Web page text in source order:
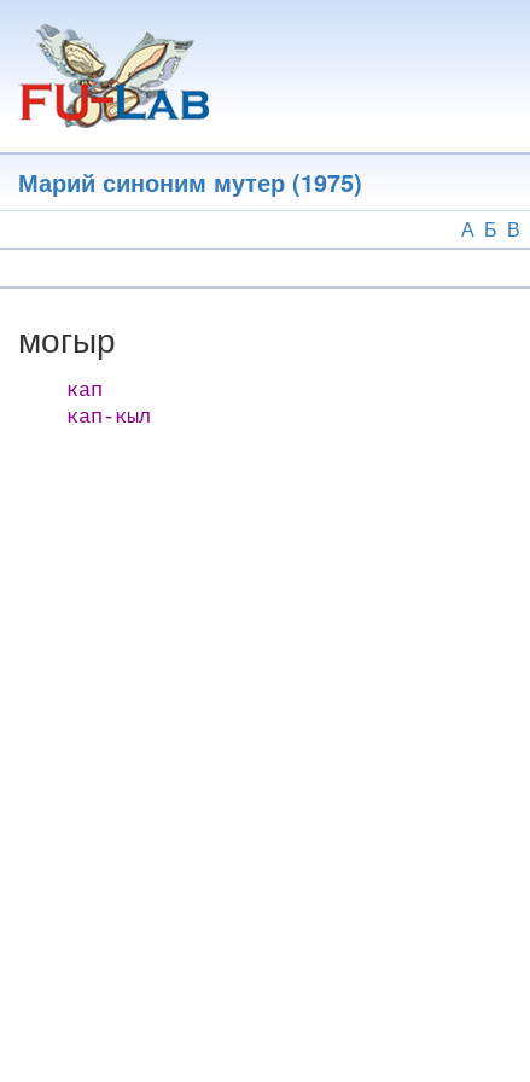
основному
содержанию
Марий синоним мутер (1975)
А Б В
могыр
кап
кап-кыл